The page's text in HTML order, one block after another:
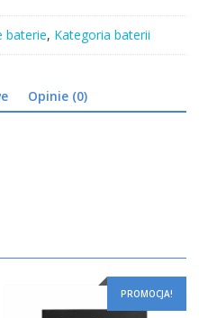
baterie, Kategoria baterii
Opinie (0)
PROMOCJA!